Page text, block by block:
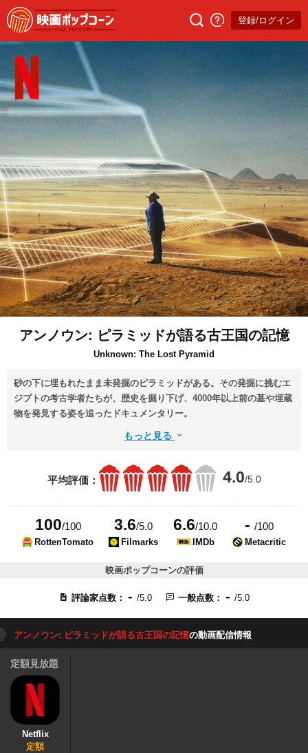
登録/ログイン
アンノウン: ピラミッドが語る古王国の記憶
Unknown: The Lost Pyramid
砂の下に埋もれたまま未発掘のピラミッドがある。その発掘に挑むエ
ジプトの考古学者たちが、歴史を掘り下げ、4000年以上前の墓や埋蔵
物を発見する姿を追ったドキュメンタリー。
もっと見る
平均評価： 4.0/5.0
100/100
RottenTomato
3.6/5.0
Filmarks
6.6/10.0
IMDb
- /100
Metacritic
映画ポップコーンの評価
評論家点数： - /5.0 一般点数： - /5.0
アンノウン: ピラミッドが語る古王国の記憶の動画配信情報
定額見放題
Netflix
定額